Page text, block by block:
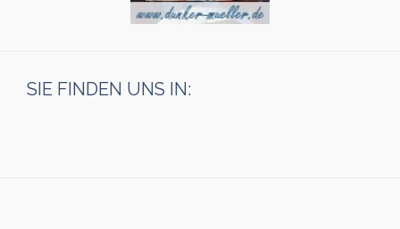
SIE FINDEN UNS IN: